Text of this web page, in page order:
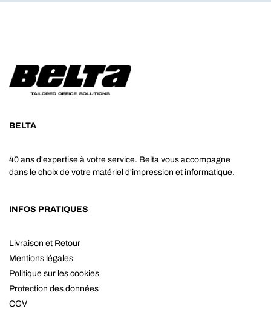
BELTA
40 ans d'expertise à votre service. Belta vous accompagne
dans le choix de votre matériel d'impression et informatique.
INFOS PRATIQUES
Livraison et Retour
Mentions légales
Politique sur les cookies
Protection des données
CGV